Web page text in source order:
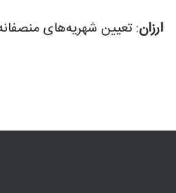
ارزان: تعیین شهریه‌های